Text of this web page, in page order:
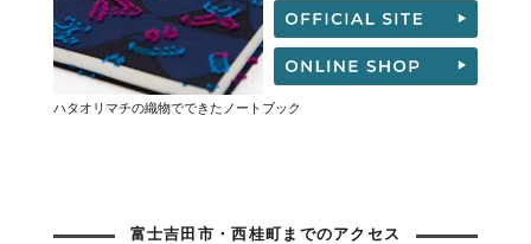
ハタオリマチの織物でできたノートブック
富士吉田市・西桂町までのアクセス